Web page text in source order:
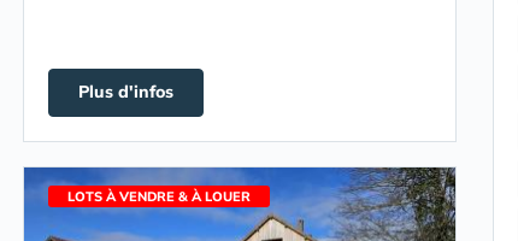
Plus d'infos
LOTS À VENDRE & À LOUER